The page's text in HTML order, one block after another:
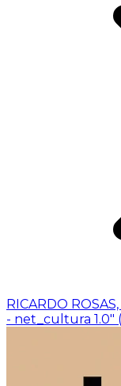
RICARDO
- net_cultura 1.0"